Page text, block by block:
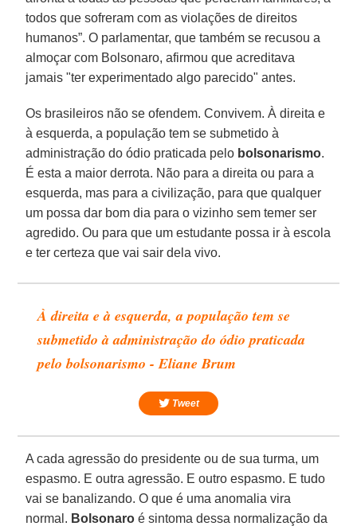
todos que sofreram com as violações de direitos
humanos”. O parlamentar, que também se recusou a
almoçar com Bolsonaro, afirmou que acreditava
jamais "ter experimentado algo parecido" antes.
Os brasileiros não se ofendem. Convivem. À direita e
à esquerda, a população tem se submetido à
administração do ódio praticada pelo bolsonarismo.
É esta a maior derrota. Não para a direita ou para a
esquerda, mas para a civilização, para que qualquer
um possa dar bom dia para o vizinho sem temer ser
agredido. Ou para que um estudante possa ir à escola
e ter certeza que vai sair dela vivo.
À direita e à esquerda, a população tem se
submetido à administração do ódio praticada
pelo bolsonarismo - Eliane Brum
Tweet
A cada agressão do presidente ou de sua turma, um
espasmo. E outra agressão. E outro espasmo. E tudo
vai se banalizando. O que é uma anomalia vira
normal. Bolsonaro é sintoma dessa normalização da